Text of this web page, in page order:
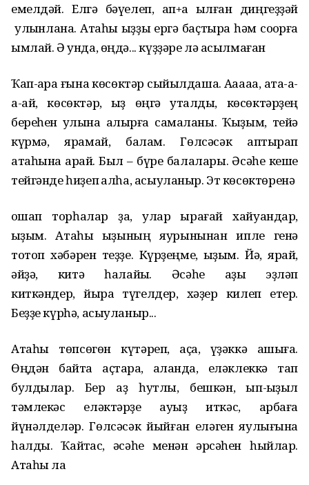
емелдәй. Елгә бәүелеп, ап+аҡ ҡылған диңгеҙҙәй
улҡынлана. Атаһы ҡыҙҙы ергә баҫтыра һәм соҡорға
ымлай. Ә унда, өңдә... күҙҙәре лә асылмаған
Ҡап-ҡара ғына көсөктәр сыйылдаша. Ааааа, ата-а-
а-ай, көсөктәр, ҡыҙ өңгә уҡталды, көсөктәрҙең
береһен ҡулына алырға самаланы. Ҡыҙым, тейә
күрмә, ярамай, балам. Гөлсәсәк аптырап
атаһына ҡарай. Был – бүре балалары. Әсәһе кеше
тейгәнде һиҙеп ҡалһа, асыуланыр. Эт көсөктөренә
оҡшап торһалар ҙа, улар ҡырағай хайуандар,
ҡыҙым. Атаһы ҡыҙының яурынынан ипле генә
тотоп хәбәрен теҙҙе. Күрҙеңме, ҡыҙым. Йә, ярай,
әйҙә, китә һалайыҡ. Әсәһе аҙыҡ эҙләп
киткәндер, йыраҡ түгелдер, хәҙер килеп етер.
Беҙҙе күрһә, асыуланыр...
Атаһы төпсөгөн күтәреп, аҫҡа, үҙәккә ашыға.
Өңдән байтаҡ аҫтараҡ, аҡланда, еләклеккә тап
булдылар. Бер аҙ һутлы, бешкән, ҡып-ҡыҙыл
тәмлекәс еләктәрҙе ауыҙ иткәс, арбаға
йүнәлделәр. Гөлсәсәк йыйған еләген яулығына
һалды. Ҡайтҡас, әсәһе менән ҡәрсәһен һыйлар.
Атаһы ла